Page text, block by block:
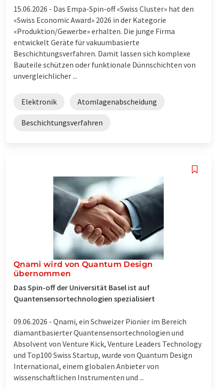
15.06.2026 - Das Empa-Spin-off «Swiss Cluster» hat den
«Swiss Economic Award» 2026 in der Kategorie
«Produktion/Gewerbe» erhalten. Die junge Firma
entwickelt Geräte für vakuumbasierte
Beschichtungsverfahren. Damit lassen sich komplexe
Bauteile schützen oder funktionale Dünnschichten von
unvergleichlicher ...
Elektronik Atomlagenabscheidung
Beschichtungsverfahren
Qnami wird von Quantum Design
übernommen
Das Spin-off der Universität Basel ist auf
Quantensensortechnologien spezialisiert
09.06.2026 - Qnami, ein Schweizer Pionier im Bereich
diamantbasierter Quantensensortechnologien und
Absolvent von Venture Kick, Venture Leaders Technology
und Top100 Swiss Startup, wurde von Quantum Design
International, einem globalen Anbieter von
wissenschaftlichen Instrumenten und ...